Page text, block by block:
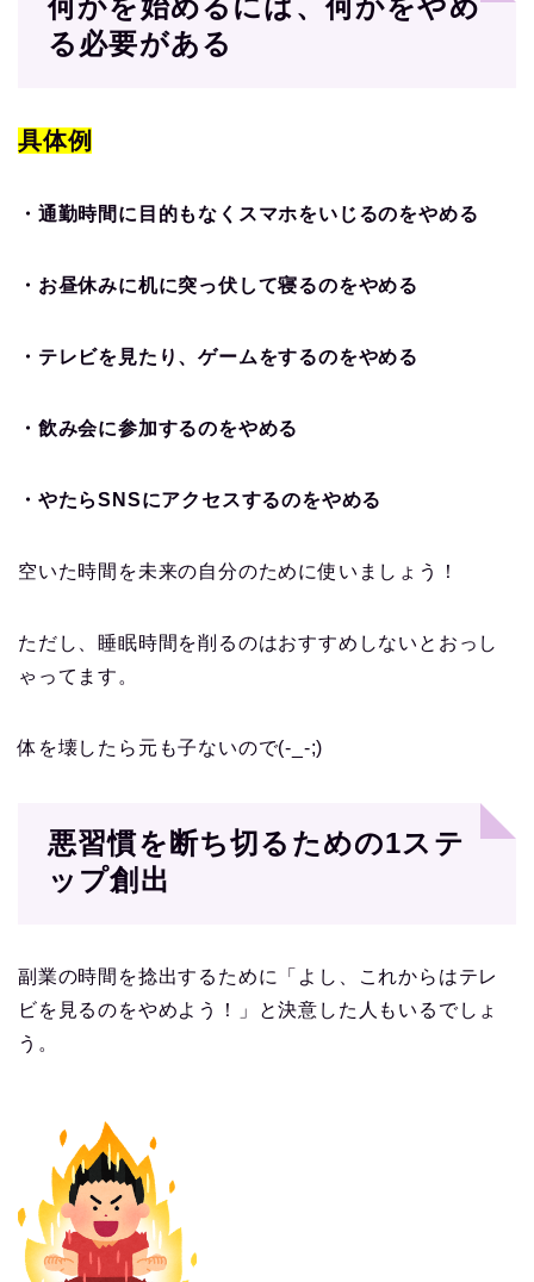
る必要がある
具体例
・通勤時間に目的もなくスマホをいじるのをやめる
・お昼休みに机に突っ伏して寝るのをやめる
・テレビを見たり、ゲームをするのをやめる
・飲み会に参加するのをやめる
・やたらSNSにアクセスするのをやめる
空いた時間を未来の自分のために使いましょう！
ただし、睡眠時間を削るのはおすすめしないとおっし
ゃってます。
体を壊したら元も子ないので(-_-;)
悪習慣を断ち切るための1ステ
ップ創出
副業の時間を捻出するために「よし、これからはテレ
ビを見るのをやめよう！」と決意した人もいるでしょ
う。